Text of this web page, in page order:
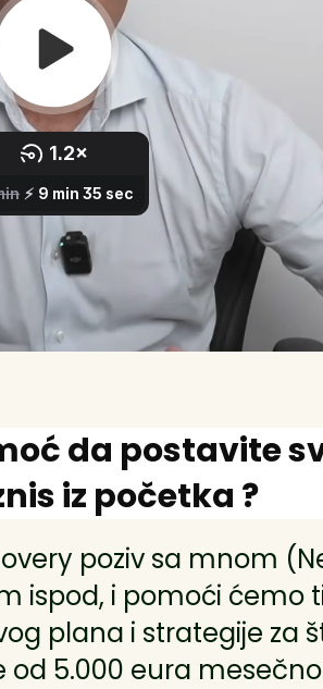
da postavite
iz početka ?
poziv sa mnom
ispod, i pomoći ćemo
plana i strategije za
od 5.000 eura